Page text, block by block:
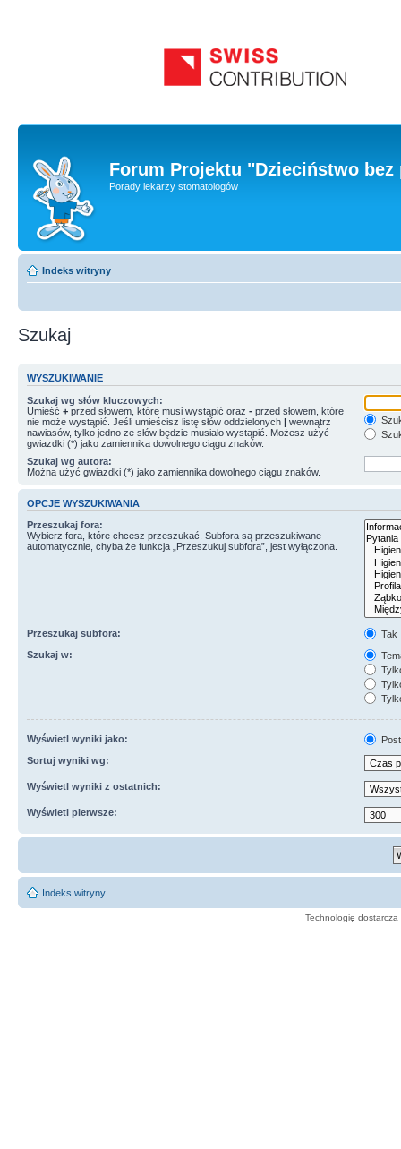
Forum Projektu "Dzieciństwo
Porady lekarzy stomatologów
Indeks witryny
Szukaj
WYSZUKIWANIE
Szukaj wg słów kluczowych:
Umieść + przed słowem, które musi wystąpić oraz - przed słowem, które
nie może wystąpić. Jeśli umieścisz listę słów oddzielonych | wewnątrz
nawiasów, tylko jedno ze słów będzie musiało wystąpić. Możesz użyć
gwiazdki (*) jako zamiennika dowolnego ciągu znaków.
Szukaj wg autora:
Można użyć gwiazdki (*) jako zamiennika dowolnego ciągu znaków.
OPCJE WYSZUKIWANIA
Przeszukaj fora:
Wybierz fora, które chcesz przeszukać. Subfora są przeszukiwane
automatycznie, chyba że funkcja „Przeszukuj subfora”, jest wyłączona.
Przeszukaj subfora:
Tak
Szukaj w:
Wyświetl wyniki jako:
Sortuj wyniki wg:
Wyświetl wyniki z ostatnich:
Wyświetl pierwsze:
Indeks witryny
Technologię dostarcza